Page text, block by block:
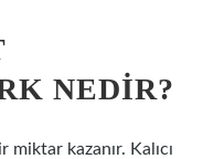
NEDIR?
miktar kazanır. Kalıcı